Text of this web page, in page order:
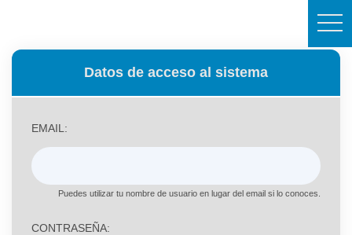
Datos de acceso al sistema
EMAIL:
Puedes utilizar tu nombre de usuario en lugar del email si lo conoces.
CONTRASEÑA: